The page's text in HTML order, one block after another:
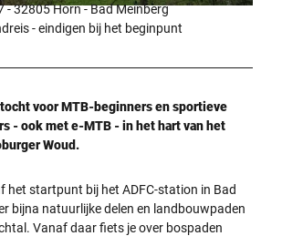
Hotel - H-BM | CC-BY-SA
- 32805 Horn - Bad Meinberg
- eindigen bij het beginpunt
voor MTB-beginners en sportieve
- ook met e-MTB - in het hart van het
Woud.
het startpunt bij het ADFC-station in Bad
bijna natuurlijke delen en landbouwpaden
Vanaf daar fiets je over bospaden